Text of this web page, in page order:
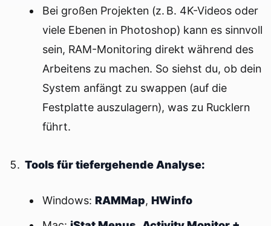
Bei großen Projekten (z. B. 4K-Videos oder
viele Ebenen in Photoshop) kann es sinnvoll
sein, RAM-Monitoring direkt während des
Arbeitens zu machen. So siehst du, ob dein
System anfängt zu swappen (auf die
Festplatte auszulagern), was zu Rucklern
führt.
Tools für tiefergehende Analyse:
Windows: RAMMap, HWinfo